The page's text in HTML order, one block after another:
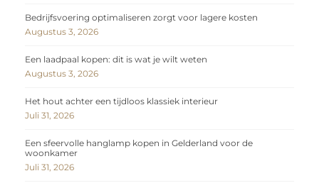
Bedrijfsvoering optimaliseren zorgt voor lagere kosten
Augustus 3, 2026
Een laadpaal kopen: dit is wat je wilt weten
Augustus 3, 2026
Het hout achter een tijdloos klassiek interieur
Juli 31, 2026
Een sfeervolle hanglamp kopen in Gelderland voor de
woonkamer
Juli 31, 2026